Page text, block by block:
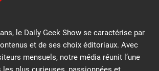
le Daily Geek Show se caractérise par
et de ses choix éditoriaux. Avec
mensuels, notre média réunit l’une